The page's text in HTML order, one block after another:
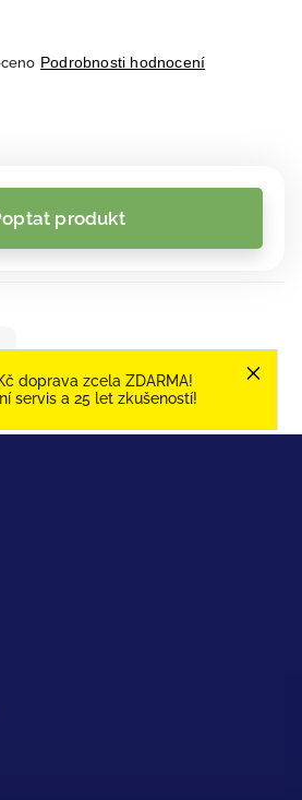
doprava zcela ZDARMA!
servis a 25 let zkušeností!
Podrobnosti hodnocení
produkt